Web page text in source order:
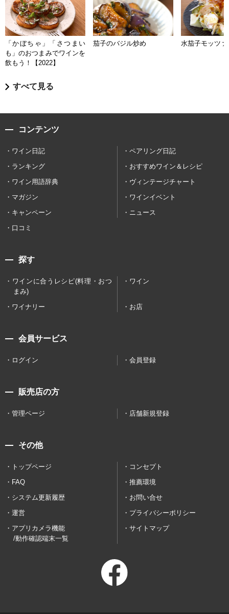
「かぼちゃ」「さつまい
も」のおつまみでワインを
飲もう！【2022】
茄子のバジル炒め 水茄子モッツァ
すべて見る
コンテンツ
ワイン日記
ペアリング日記
ランキング
おすすめワイン＆レシピ
ワイン用語辞典
ヴィンテージチャート
マガジン
ワインイベント
キャンペーン
ニュース
口コミ
探す
ワインに合うレシピ(料理・おつ
まみ)
ワイン
ワイナリー お店
会員サービス
ログイン 会員登録
販売店の方
管理ページ 店舗新規登録
その他
トップページ
コンセプト
FAQ
推薦環境
システム更新履歴
お問い合せ
運営
プライバシーポリシー
アプリカメラ機能
/動作確認端末一覧
サイトマップ